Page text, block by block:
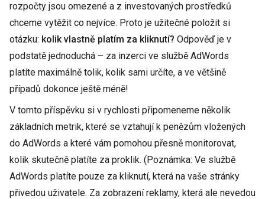
rozpočty jsou omezené a z investovaných prostředků
chceme vytěžit co nejvíce. Proto je užitečné položit si
otázku: kolik vlastně platím za kliknutí? Odpověď je v
podstatě jednoduchá – za inzerci ve službě AdWords
platíte maximálně tolik, kolik sami určíte, a ve většině
případů dokonce ještě méně!
V tomto příspěvku si v rychlosti připomeneme několik
základních metrik, které se vztahují k penězům vložených
do AdWords a které vám pomohou přesně monitorovat,
kolik skutečně platíte za proklik. (Poznámka: Ve službě
AdWords platíte pouze za kliknutí, která na vaše stránky
přivedou uživatele. Za zobrazení reklamy, která ale nevedou